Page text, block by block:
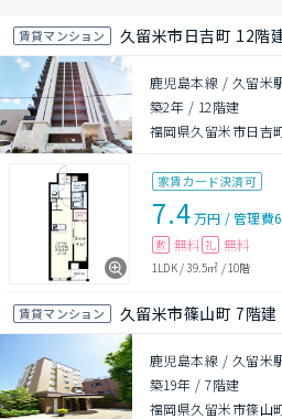
賃貸マンション 久留米市日吉町 12階
鹿児島本線 / 久留米
築2年 / 12階建
福岡県久留米市日吉
家賃カード決済可
7.4万円 /管理費
敷 無料 礼 無料
1LDK/39.5㎡ /10階
賃貸マンション 久留米市篠山町 7階
鹿児島本線 / 久留米
築19年 /7階建
福岡県久留米市篠山